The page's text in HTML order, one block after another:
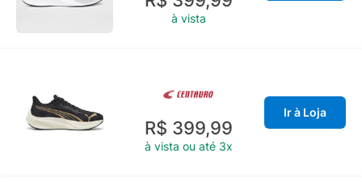
à vista
R$ 399,99
à vista ou até 3x
Ir à Loja